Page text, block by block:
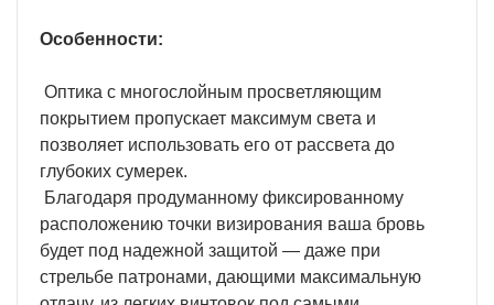
Особенности:
Оптика с многослойным просветляющим
покрытием пропускает максимум света и
позволяет использовать его от рассвета до
глубоких сумерек.
Благодаря продуманному фиксированному
расположению точки визирования ваша бровь
будет под надежной защитой — даже при
стрельбе патронами, дающими максимальную